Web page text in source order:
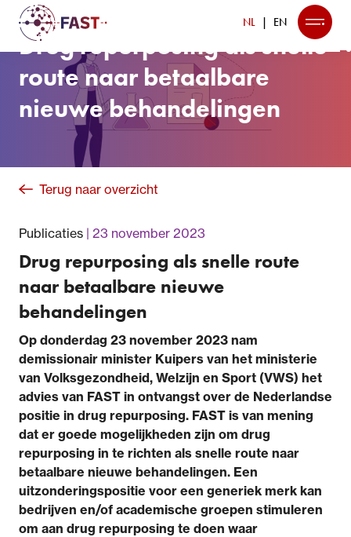
NL EN
Drug repurposing als snelle
route naar betaalbare
nieuwe behandelingen
Terug naar overzicht
Publicaties 23 november 2023
Drug repurposing als snelle route
naar betaalbare nieuwe
behandelingen
Op donderdag 23 november 2023 nam
demissionair minister Kuipers van het ministerie
van Volksgezondheid, Welzijn en Sport (VWS) het
advies van FAST in ontvangst over de Nederlandse
positie in drug repurposing. FAST is van mening
dat er goede mogelijkheden zijn om drug
repurposing in te richten als snelle route naar
betaalbare nieuwe behandelingen. Een
uitzonderingspositie voor een generiek merk kan
bedrijven en/of academische groepen stimuleren
om aan drug repurposing te doen waar